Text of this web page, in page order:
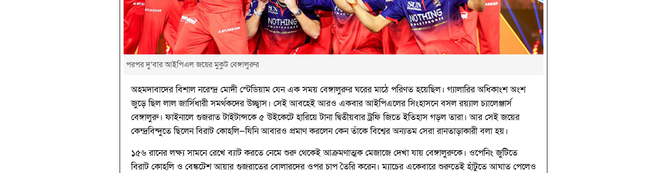
পরপর দু’বার আইপিএল জয়ের মুকুট বেঙ্গালুরুর
অহমদাবাদের বিশাল নরেন্দ্র মোদী স্টেডিয়াম যেন এক সময় বেঙ্গালুরুর ঘরের মাঠে পরিণত হয়েছিল। গ্যালারির অধিকাংশ অংশ
জুড়ে ছিল লাল জার্সিধারী সমর্থকদের উচ্ছ্বাস। সেই আবহেই আরও একবার আইপিএলের সিংহাসনে বসল রয়্যাল চ্যালেঞ্জার্স
বেঙ্গালুরু। ফাইনালে গুজরাত টাইটান্সকে ৫ উইকেটে হারিয়ে টানা দ্বিতীয়বার ট্রফি জিতে ইতিহাস গড়ল তারা। আর সেই জয়ের
কেন্দ্রবিন্দুতে ছিলেন বিরাট কোহলি—যিনি আবারও প্রমাণ করলেন কেন তাঁকে বিশ্বের অন্যতম সেরা রানতাড়াকারী বলা হয়।
১৫৬ রানের লক্ষ্য সামনে রেখে ব্যাট করতে নেমে শুরু থেকেই আক্রমণাত্মক মেজাজে দেখা যায় বেঙ্গালুরুকে। ওপেনিং জুটিতে
বিরাট কোহলি ও বেঙ্কটেশ আয়ার গুজরাতের বোলারদের ওপর চাপ তৈরি করেন। ম্যাচের একেবারে শুরুতেই হাঁটুতে আঘাত পেলেও